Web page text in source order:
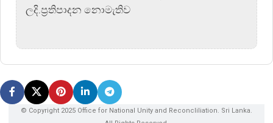
ලදි.ප්‍රතිපාදන නොමැතිව
© Copyright 2025 Office for National Unity and Reconcliliation. Sri Lanka.